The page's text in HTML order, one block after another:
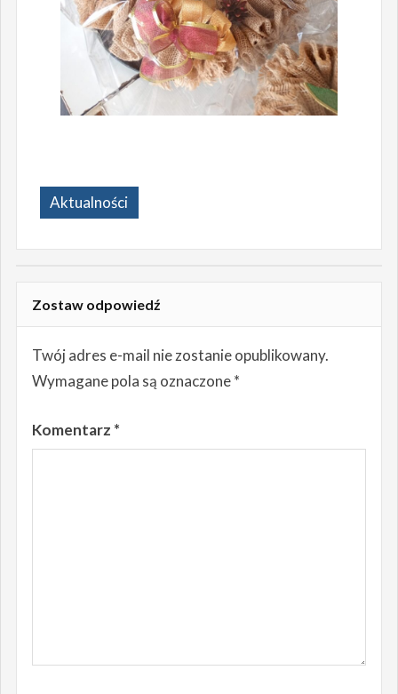
Aktualności
Zostaw odpowiedź
Twój adres e-mail nie zostanie opublikowany.
Wymagane pola są oznaczone*
Komentarz *